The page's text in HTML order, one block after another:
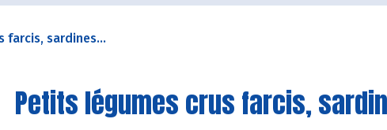
farcis, sardines...
Petits légumes crus farcis,